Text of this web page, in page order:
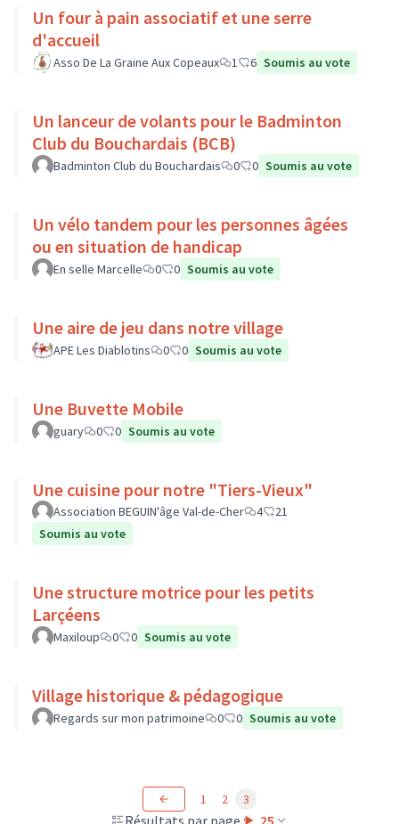
Un four à pain associatif et une serre
d'accueil
Asso De La Graine Aux Copeaux 1 6 Soumis au vote
Un lanceur de volants pour le Badminton
Club du Bouchardais (BCB)
Badminton Club du Bouchardais 0 0 Soumis au vote
Un vélo tandem pour les personnes âgées
ou en situation de handicap
En selle Marcelle 0 0 Soumis au vote
Une aire de jeu dans notre village
APE Les Diablotins 0 0 Soumis au vote
Une Buvette Mobile
guary 0 0 Soumis au vote
Une cuisine pour notre "Tiers-Vieux"
Association BEGUIN'âge Val-de-Cher 4
21
Soumis au vote
Une structure motrice pour les petits
Larçéens
Maxiloup 0 0 Soumis au vote
Village historique & pédagogique
Regards sur mon patrimoine 0 0 Soumis au vote
Résultats par page : 25
1 2 3